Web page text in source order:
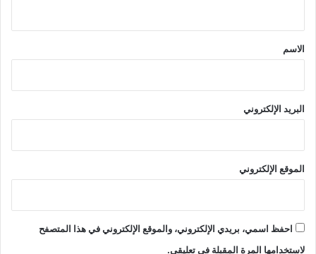
*
الاسم
البريد الإلكتروني
الموقع الإلكتروني
احفظ اسمي، بريدي الإلكتروني، والموقع الإلكتروني في هذا المتصفح
لاستخدامها المرة المقبلة في تعليقي.